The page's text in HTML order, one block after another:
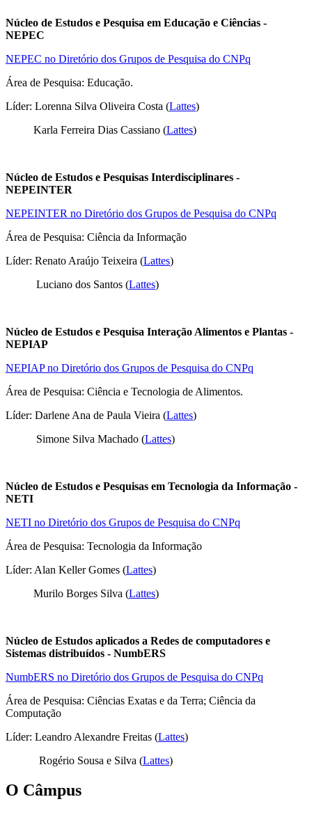
Núcleo de Estudos e Pesquisa em Educação e Ciências -
NEPEC
NEPEC no Diretório dos Grupos de Pesquisa do CNPq
Área de Pesquisa: Educação.
Líder: Lorenna Silva Oliveira Costa (Lattes)
Karla Ferreira Dias Cassiano (Lattes)
Núcleo de Estudos e Pesquisas Interdisciplinares -
NEPEINTER
NEPEINTER no Diretório dos Grupos de Pesquisa do CNPq
Área de Pesquisa: Ciência da Informação
Líder: Renato Araújo Teixeira (Lattes)
Luciano dos Santos (Lattes)
Núcleo de Estudos e Pesquisa Interação Alimentos e Plantas -
NEPIAP
NEPIAP no Diretório dos Grupos de Pesquisa do CNPq
Área de Pesquisa: Ciência e Tecnologia de Alimentos.
Líder: Darlene Ana de Paula Vieira (Lattes)
Simone Silva Machado (Lattes)
Núcleo de Estudos e Pesquisas em Tecnologia da Informação -
NETI
NETI no Diretório dos Grupos de Pesquisa do CNPq
Área de Pesquisa: Tecnologia da Informação
Líder: Alan Keller Gomes (Lattes)
Murilo Borges Silva (Lattes)
Núcleo de Estudos aplicados a Redes de computadores e
Sistemas distribuídos - NumbERS
NumbERS no Diretório dos Grupos de Pesquisa do CNPq
Área de Pesquisa: Ciências Exatas e da Terra; Ciência da
Computação
Líder: Leandro Alexandre Freitas (Lattes)
Rogério Sousa e Silva (Lattes)
O Câmpus